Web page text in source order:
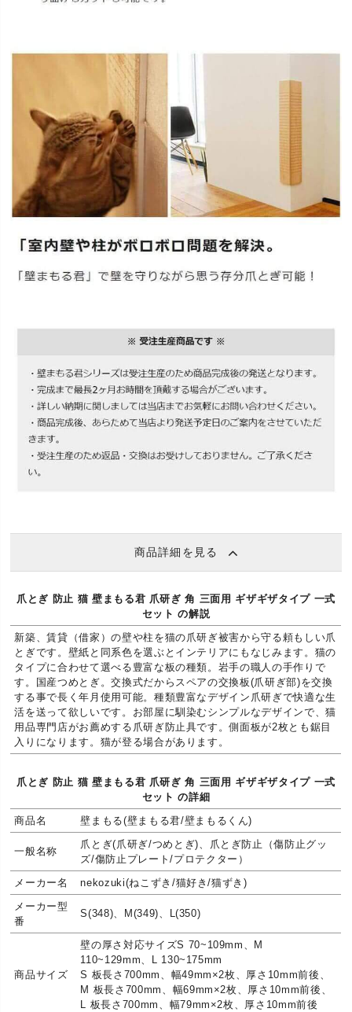
商品詳細を見る
爪とぎ 防止 猫 壁まもる君 爪研ぎ 角 三面用 ギザギザタイプ 一式
セット の解説
新築、賃貸（借家）の壁や柱を猫の爪研ぎ被害から守る頼もしい爪
とぎです。壁紙と同系色を選ぶとインテリアにもなじみます。猫の
タイプに合わせて選べる豊富な板の種類。岩手の職人の手作りで
す。国産つめとぎ。交換式だからスペアの交換板(爪研ぎ部)を交換
する事で長く年月使用可能。種類豊富なデザイン爪研ぎで快適な生
活を送って欲しいです。お部屋に馴染むシンプルなデザインで、猫
用品専門店がお薦めする爪研ぎ防止具です。側面板が2枚とも鋸目
入りになります。猫が登る場合があります。
爪とぎ 防止 猫 壁まもる君 爪研ぎ 角 三面用 ギザギザタイプ 一式
セット の詳細
商品名
壁まもる(壁まもる君/壁まもるくん)
一般名称
爪とぎ(爪研ぎ/つめとぎ)、爪とぎ防止（傷防止グッ
ズ/傷防止プレート/プロテクター）
メーカー名
nekozuki(ねこずき/猫好き/猫ずき)
メーカー型
番
S(348)、M(349)、L(350)
商品サイズ
壁の厚さ対応サイズS 70~109mm、M
110~129mm、L 130~175mm
S 板長さ700mm、幅49mm×2枚、厚さ10mm前後、
M 板長さ700mm、幅69mm×2枚、厚さ10mm前後、
L 板長さ700mm、幅79mm×2枚、厚さ10mm前後